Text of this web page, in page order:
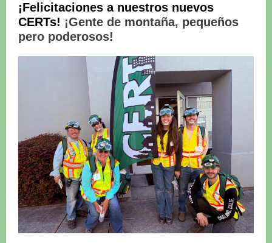
¡Felicitaciones a nuestros nuevos
CERTs! ¡Gente de montaña, pequeños
pero poderosos!